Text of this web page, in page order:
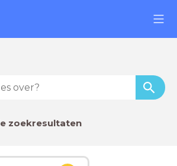
zoekresultaten